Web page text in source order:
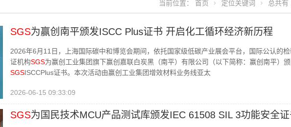
当前位置： 首页 定位关键词 总共有
SGS为赢创南平颁发ISCC Plus证书 开启化工循环经济新历程
2026年6月11日，上海国际碳中和博览会期间，依托国家级低碳产业展会平台，国际公认的检
证机构SGS为赢创工业集团旗下赢创嘉联白炭黑（南平）有限公司（以下简称：赢创南平）
SGSISCCPlus证书。本次活动由赢创工业集团增效材料业务线亚太
2026-06-15 09:33:09
SGS为国民技术MCU产品测试库颁发IEC 61508 SIL 3功能安全